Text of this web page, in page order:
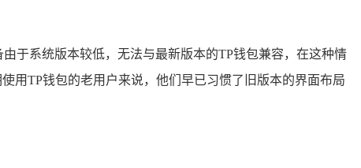
于系统版本较低，无法与最新版本的TP钱包兼容，在这种情
用TP钱包的老用户来说，他们早已习惯了旧版本的界面布局